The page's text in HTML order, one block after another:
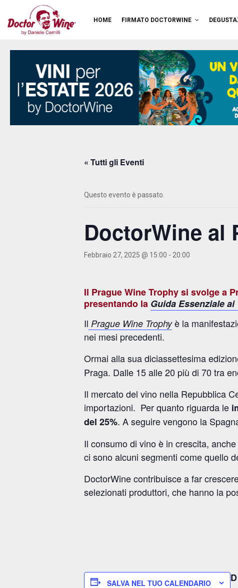
HOME FIRMATO DOCTORWINE
« Tutti gli Eventi
Questo evento è passato.
DoctorWine al
Febbraio 27, 2025 @ 15:00 - 20:00
Il Prague Wine Trophy si svolge a
presentando la Guida Essenziale ai
Il Prague Wine Trophyè la
nei mesi precedenti.
Ormai alla sua diciassettesima
Praga. Dalle 15 alle 20 più di 70 tra
Il mercato del vino nella Repubblica
importazioni. Per quanto riguarda le
del 25%. A seguire vengono la
Il consumo di vino è in crescita,
ci sono alcuni segmenti come quello
DoctorWine contribuisce a far
selezionati produttori, che hanno la
SALVA NEL TUO CALENDARIO